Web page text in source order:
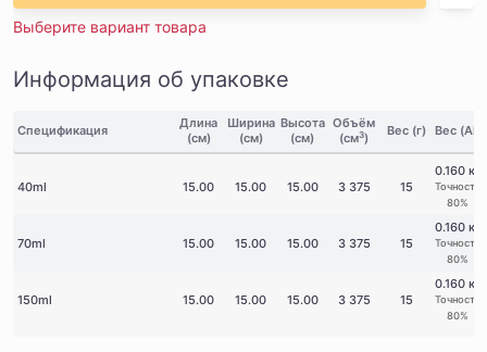
Выберите вариант товара
Информация об упаковке
Спецификация
Длина
(см)
Ширина
(см)
Высота
(см)
Объём
(см3) Вес (г) Вес (AI)
40ml 15.00 15.00 15.00 3 375 15
0.160 кг
Точность
80%
70ml 15.00 15.00 15.00 3 375 15
0.160 кг
Точность
80%
150ml 15.00 15.00 15.00 3 375 15
0.160 кг
Точность
80%